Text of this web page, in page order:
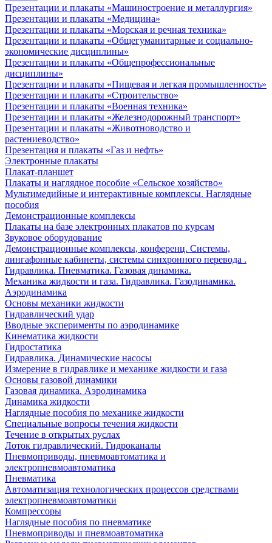
Презентации и плакаты «Машиностроение и металлургия»
Презентации и плакаты «Медицина»
Презентации и плакаты «Морская и речная техника»
Презентации и плакаты «Общегуманитарные и социально-
экономические дисциплины»
Презентации и плакаты «Общепрофессиональные
дисциплины»
Презентации и плакаты «Пищевая и легкая промышленность»
Презентации и плакаты «Строительство»
Презентации и плакаты «Военная техника»
Презентации и плакаты «Железнодорожный транспорт»
Презентации и плакаты «Животноводство и
растениеводство»
Презентация и плакаты «Газ и нефть»
Электронные плакаты
Плакат-планшет
Плакаты и наглядное пособие «Сельское хозяйство»
Мультимедийные и интерактивные комплексы. Наглядные
пособия
Демонстрационные комплексы
Плакаты на базе электронных плакатов по курсам
Звуковое оборудование
Демонстрационные комплексы, конференц. Системы,
лингафонные кабинеты, системы синхронного перевода .
Гидравлика. Пневматика. Газовая динамика.
Механика жидкости и газа. Гидравлика. Газодинамика.
Аэродинамика
Основы механики жидкости
Гидравлический удар
Вводные эксперименты по аэродинамике
Кинематика жидкости
Гидростатика
Гидравлика. Динамические насосы
Измерение в гидравлике и механике жидкости и газа
Основы газовой динамики
Газовая динамика. Аэродинамика
Динамика жидкости
Наглядные пособия по механике жидкости
Специальные вопросы течения жидкости
Течение в открытых руслах
Лоток гидравлический. Гидроканалы
Пневмоприводы, пневмоавтоматика и
электропневмоавтоматика
Пневматика
Автоматизация технологических процессов средствами
электропневмоавтоматики
Компрессоры
Наглядные пособия по пневматике
Пневмоприводы и пневмоавтоматика